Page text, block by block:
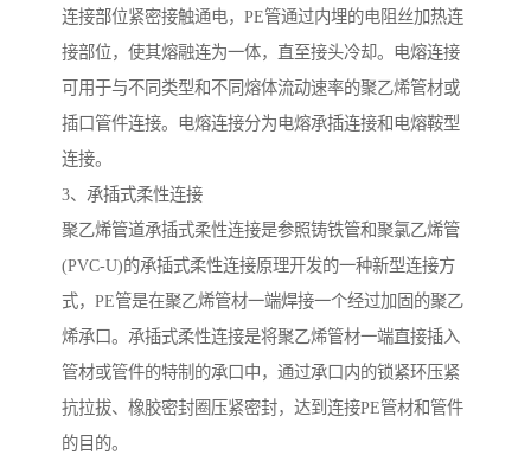
连接部位紧密接触通电，PE管通过内埋的电阻丝加热连
接部位，使其熔融连为一体，直至接头冷却。电熔连接
可用于与不同类型和不同熔体流动速率的聚乙烯管材或
插口管件连接。电熔连接分为电熔承插连接和电熔鞍型
连接。
3、承插式柔性连接
聚乙烯管道承插式柔性连接是参照铸铁管和聚氯乙烯管
(PVC-U)的承插式柔性连接原理开发的一种新型连接方
式，PE管是在聚乙烯管材一端焊接一个经过加固的聚乙
烯承口。承插式柔性连接是将聚乙烯管材一端直接插入
管材或管件的特制的承口中，通过承口内的锁紧环压紧
抗拉拔、橡胶密封圈压紧密封，达到连接PE管材和管件
的目的。